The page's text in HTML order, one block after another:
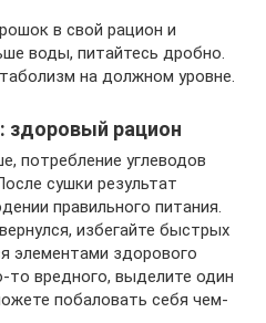
в свой рацион и
воды, питайтесь дробно.
на должном уровне.
здоровый рацион
потребление углеводов
сушки результат
правильного питания.
избегайте быстрых
элементами здорового
то вредного, выделите один
побаловать себя чем-